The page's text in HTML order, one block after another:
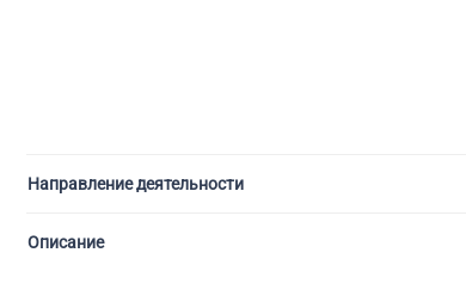
Направление деятельности
Описание